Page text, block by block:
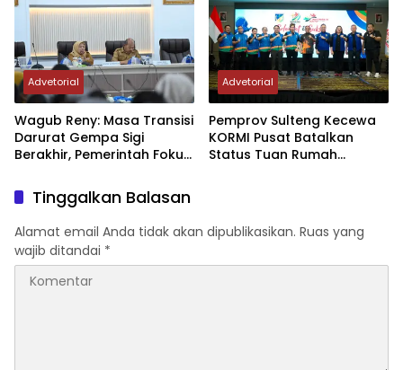
Advetorial
Wagub Reny: Masa Transisi
Darurat Gempa Sigi
Berakhir, Pemerintah Fokus
Advetorial
Pemprov Sulteng Kecewa
KORMI Pusat Batalkan
Status Tuan Rumah
Tinggalkan Balasan
Alamat email Anda tidak akan dipublikasikan. Ruas yang
wajib ditandai *